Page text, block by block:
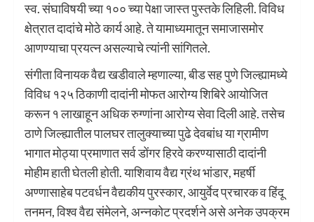
स्व. संघाविषयी च्या १०० च्या पेक्षा जास्त पुस्तके लिहिली. विविध
क्षेत्रात दादांचे मोठे कार्य आहे. ते यामाध्यमातून समाजासमोर
आणण्याचा प्रयत्न असल्याचे त्यांनी सांगितले.
संगीता विनायक वैद्य खडीवाले म्हणाल्या, बीड सह पुणे जिल्ह्यामध्ये
विविध १२५ ठिकाणी दादांनी मोफत आरोग्य शिबिरे आयोजित
करून १ लाखाहून अधिक रुग्णांना आरोग्य सेवा दिली आहे. तसेच
ठाणे जिल्ह्यातील पालघर तालुक्याच्या पुढे देवबांध या ग्रामीण
भागात मोठ्या प्रमाणात सर्व डोंगर हिरवे करण्यासाठी दादांनी
मोहीम हाती घेतली होती. याशिवाय वैद्य ग्रंथ भांडार, महर्षी
अण्णासाहेब पटवर्धन वैद्यकीय पुरस्कार, आयुर्वेद प्रचारक व हिंदू
तनमन, विश्व वैद्य संमेलने, अन्नकोट प्रदर्शने असे अनेक उपक्रम